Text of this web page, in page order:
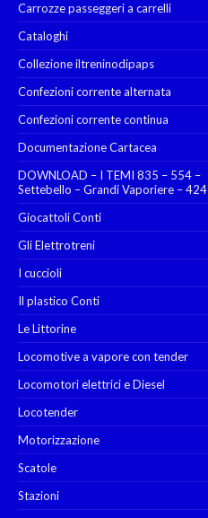
Carrozze passeggeri a carrelli
Cataloghi
Collezione iltreninodipaps
Confezioni corrente alternata
Confezioni corrente continua
Documentazione Cartacea
DOWNLOAD – I TEMI 835 – 554 –
Settebello – Grandi Vaporiere – 424
Giocattoli Conti
Gli Elettrotreni
I cuccioli
Il plastico Conti
Le Littorine
Locomotive a vapore con tender
Locomotori elettrici e Diesel
Locotender
Motorizzazione
Scatole
Stazioni